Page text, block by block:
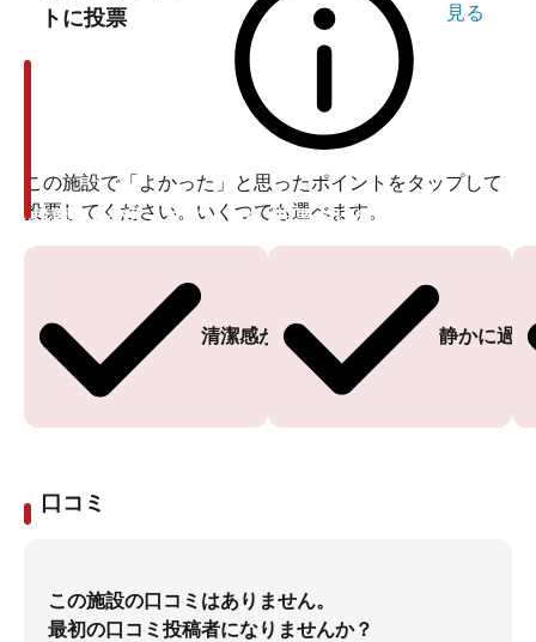
トに投票
見る
この施設で「よかった」と思ったポイントをタップして
投票してください。いくつでも選べます。
清潔感がある
投票ありがとうございます
静かに過
投票ありがとうございます
口コミ
この施設の口コミはありません。
最初の口コミ投稿者になりませんか？